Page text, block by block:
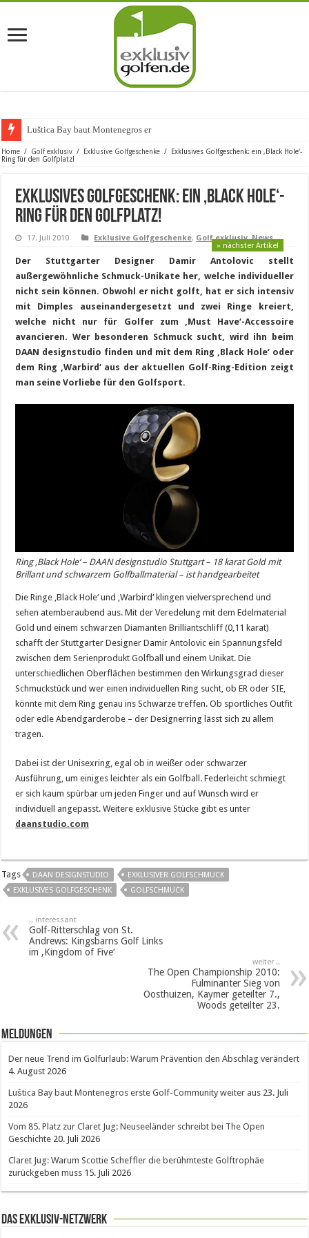
Luštica Bay baut Montenegros erste G
Home / Golf exklusiv / Exklusive Golfgeschenke /
Exklusives Golfgeschenk: ein ‚Black Hole‘-
Ring für den Golfplatz!
Exklusives Golfgeschenk: ein ‚Black Hole‘-
Ring für den Golfplatz!
17. Juli 2010 Exklusive Golfgeschenke, Golf exklusiv,News
» nächster Artikel
Der Stuttgarter Designer Damir Antolovic stellt
außergewöhnliche Schmuck-Unikate her, welche individueller
nicht sein können. Obwohl er nicht golft, hat er sich intensiv
mit Dimples auseinandergesetzt und zwei Ringe kreiert,
welche nicht nur für Golfer zum ‚Must Have‘-Accessoire
avancieren. Wer besonderen Schmuck sucht, wird ihn beim
DAAN designstudio finden und mit dem Ring ‚Black Hole‘ oder
dem Ring ‚Warbird‘ aus der aktuellen Golf-Ring-Edition zeigt
man seine Vorliebe für den Golfsport.
Ring ‚Black Hole‘ – DAAN designstudio Stuttgart – 18 karat Gold mit
Brillant und schwarzem Golfballmaterial – ist handgearbeitet
Die Ringe ‚Black Hole‘ und ‚Warbird‘ klingen vielversprechend und
sehen atemberaubend aus. Mit der Veredelung mit dem Edelmaterial
Gold und einem schwarzen Diamanten Brilliantschliff (0,11 karat)
schafft der Stuttgarter Designer Damir Antolovic ein Spannungsfeld
zwischen dem Serienprodukt Golfball und einem Unikat. Die
unterschiedlichen Oberflächen bestimmen den Wirkungsgrad dieser
Schmuckstück und wer einen individuellen Ring sucht, ob ER oder SIE,
könnte mit dem Ring genau ins Schwarze treffen. Ob sportliches Outfit
oder edle Abendgarderobe – der Designerring lässt sich zu allem
tragen.
Dabei ist der Unisexring, egal ob in weißer oder schwarzer
Ausführung, um einiges leichter als ein Golfball. Federleicht schmiegt
er sich kaum spürbar um jeden Finger und auf Wunsch wird er
individuell angepasst. Weitere exklusive Stücke gibt es unter
daanstudio.com
Tags DAAN DESIGNSTUDIO
EXKLUSIVER GOLFSCHMUCK
EXKLUSIVES GOLFGESCHENK
GOLFSCHMUCK
.. interessant
Golf-Ritterschlag von St.
Andrews: Kingsbarns Golf Links
im ‚Kingdom of Five‘
weiter ..
The Open Championship 2010:
Fulminanter Sieg von
Oosthuizen, Kaymer geteilter 7.,
Woods geteilter 23.
Meldungen
Der neue Trend im Golfurlaub: Warum Prävention den Abschlag verändert
4. August 2026
Luštica Bay baut Montenegros erste Golf-Community weiter aus 23. Juli
2026
Vom 85. Platz zur Claret Jug: Neuseeländer schreibt bei The Open
Geschichte 20. Juli 2026
Claret Jug: Warum Scottie Scheffler die berühmteste Golftrophäe
zurückgeben muss 15. Juli 2026
Das Exklusiv-Netzwerk